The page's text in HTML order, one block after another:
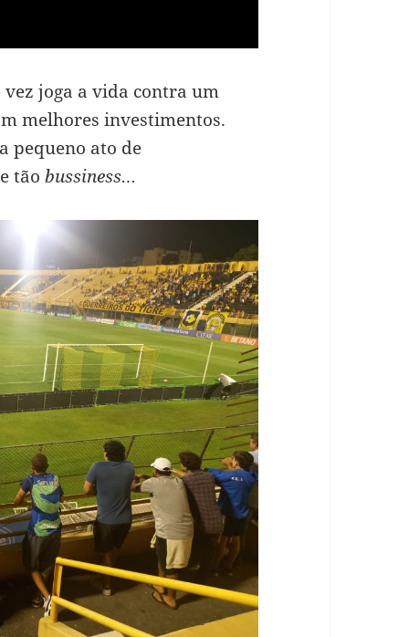
joga a vida contra um
melhores investimentos.
pequeno ato de
tãobussiness…